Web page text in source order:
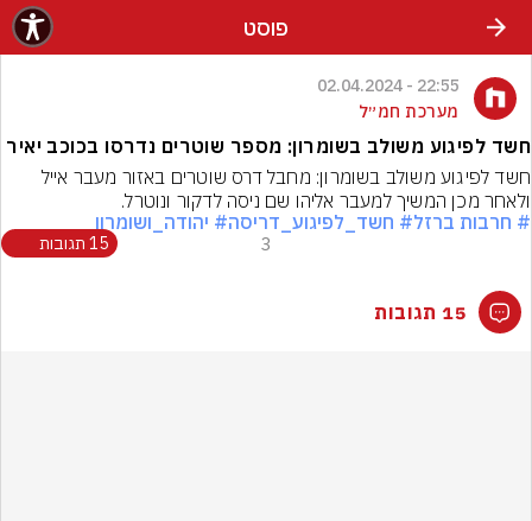
פוסט
22:55 - 02.04.2024
מערכת חמ״ל
חשד לפיגוע משולב בשומרון: מספר שוטרים נדרסו בכוכב יאיר
ולאחר מכן המשיך למעבר אליהו שם ניסה לדקור ונוטרל.
# חרבות ברזל# חשד_לפיגוע_דריסה# יהודה_ושומרון
3 15 תגובות
15 תגובות